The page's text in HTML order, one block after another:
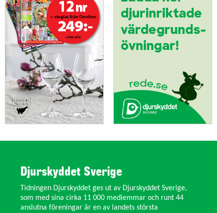
Djurskyddet Sverige
Tidningen Djurskyddet ges ut av Djurskyddet Sverige,
som med sina cirka 11 000 medlemmar och runt 44
anslutna föreningar är en av landets största